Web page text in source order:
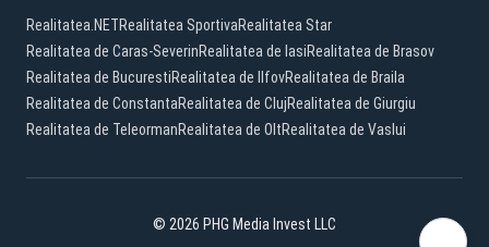
Realitatea.NETRealitatea SportivaRealitatea Star
Realitatea de Caras-SeverinRealitatea de IasiRealitatea de Brasov
Realitatea de BucurestiRealitatea de IlfovRealitatea de Braila
Realitatea de ConstantaRealitatea de ClujRealitatea de Giurgiu
Realitatea de TeleormanRealitatea de OltRealitatea de Vaslui
© 2026 PHG Media Invest LLC